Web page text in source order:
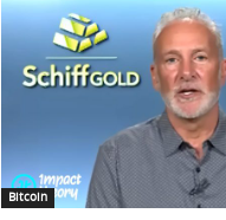
Bitcoin